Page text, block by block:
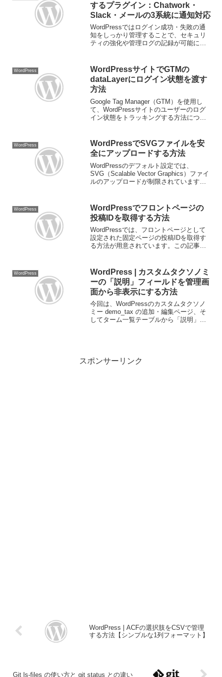
するプラグイン：Chatwork・
Slack・メールの3系統に通知対応
WordPressではログイン成功・失敗の通
知をしっかり管理することで、セキュリ
ティの強化や管理ログの記録が可能にな
ン通知プラグイン（Mult...
WordPress
WordPressサイトでGTMの
dataLayerにログイン状態を渡す
方法
Google Tag Manager（GTM）を使用し
て、WordPressサイトのユーザーのログ
イン状態をトラッキングする方法につい
でデータを活用できるよ...
WordPress
WordPressでSVGファイルを安
全にアップロードする方法
WordPressのデフォルト設定では、
SVG（Scalable Vector Graphics）ファイ
ルのアップロードが制限されています。
ットです。今回は、Word...
WordPress
WordPressでフロントページの
投稿IDを取得する方法
WordPressでは、フロントページとして
設定された固定ページの投稿IDを取得す
る方法が用意されています。この記事で
トページとして設定された固定ページの
投稿IDは...
WordPress
WordPress | カスタムタクソノミ
ーの「説明」フィールドを管理画
面から非表示にする方法
今回は、WordPressのカスタムタクソノ
ミー demo_tax の追加・編集ページ、そ
してターム一覧テーブルから「説明」フ
スポンサーリンク
WordPress | ACFの選択肢をCSVで管理
する方法【シンプルな1列フォーマット】
Git ls-files の使い方と git status との違い